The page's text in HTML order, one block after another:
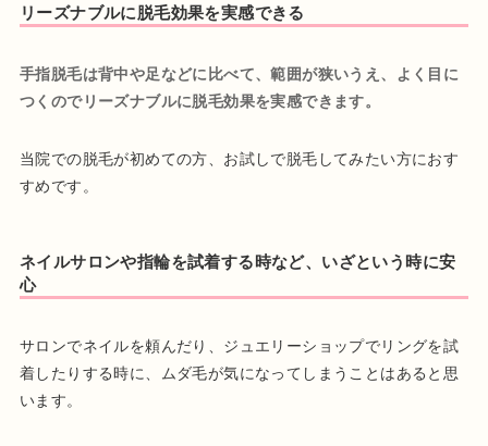
リーズナブルに脱毛効果を実感できる
手指脱毛は背中や足などに比べて、範囲が狭いうえ、よく目に
つくのでリーズナブルに脱毛効果を実感できます。
当院での脱毛が初めての方、お試しで脱毛してみたい方におす
すめです。
ネイルサロンや指輪を試着する時など、いざという時に安
心
サロンでネイルを頼んだり、ジュエリーショップでリングを試
着したりする時に、ムダ毛が気になってしまうことはあると思
います。